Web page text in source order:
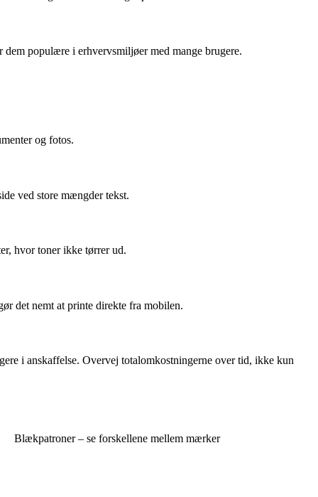
populære i erhvervsmiljøer med mange brugere.
og fotos.
ved store mængder tekst.
hvor toner ikke tørrer ud.
det nemt at printe direkte fra mobilen.
i anskaffelse. Overvej totalomkostningerne over tid, ikke kun
Blækpatroner – se forskellene mellem mærker